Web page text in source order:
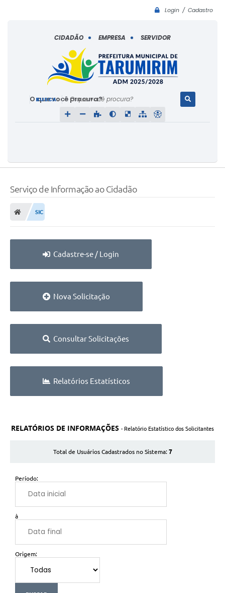
Login / Cadastro
O que você procura?
CIDADÃO EMPRESA SERVIDOR
Serviço de Informação ao Cidadão
SIC
Cadastre-se / Login
Nova Solicitação
Consultar Solicitações
Relatórios Estatísticos
RELATÓRIOS DE INFORMAÇÕES - Relatório Estatístico dos Solicitantes
Total de Usuários Cadastrados no Sistema: 7
Período:
à
Origem: